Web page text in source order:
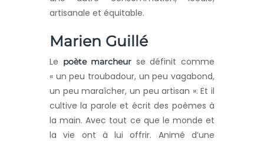
artisanale et équitable.
Marien Guillé
Le poète marcheur se définit comme
« un peu troubadour, un peu vagabond,
un peu maraîcher, un peu artisan ». Et il
cultive la parole et écrit des poèmes à
la main. Avec tout ce que le monde et
la vie ont à lui offrir. Animé d’une